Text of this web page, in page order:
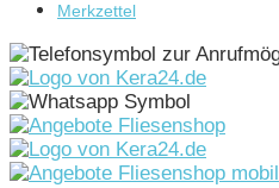
Merkzettel